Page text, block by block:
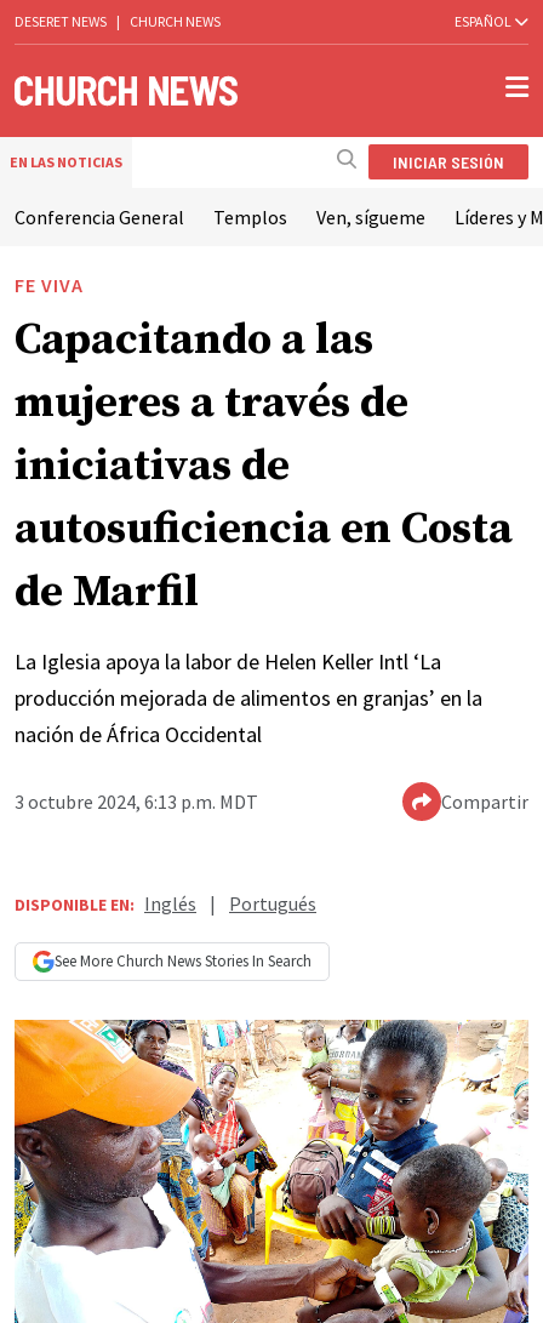
DESERET NEWS | CHURCH NEWS ESPAÑOL
EN LAS NOTICIAS INICIAR SESIÓN
Conferencia General Templos Ven, sígueme Líderes y
FE VIVA
Capacitando a las
mujeres a través de
iniciativas de
autosuficiencia en Costa
de Marfil
La Iglesia apoya la labor de Helen Keller Intl ‘La
producción mejorada de alimentos en granjas’ en la
nación de África Occidental
3 octubre 2024, 6:13 p.m. MDT Compartir
DISPONIBLE EN: Inglés | Portugués
See More Church NewsStories In Search